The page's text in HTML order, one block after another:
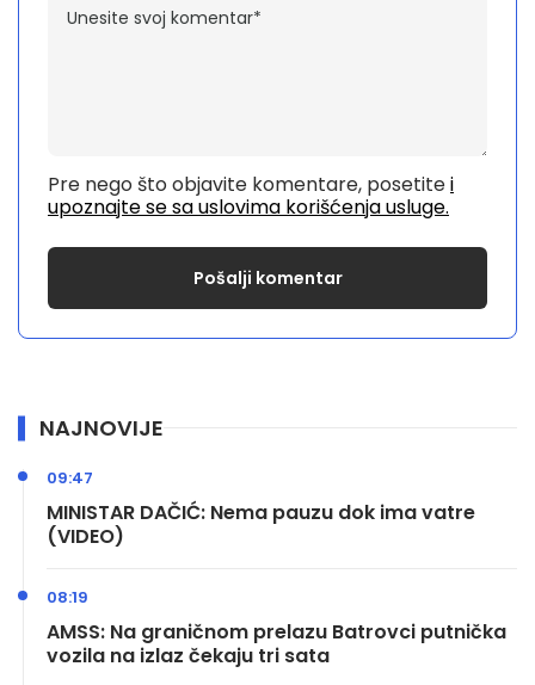
Pre nego što objavite komentare, posetitei
upoznajte se sa uslovima korišćenja usluge.
NAJNOVIJE
MINISTAR DAČIĆ: Nema pauzu dok ima vatre
(VIDEO)
09:47
AMSS: Na graničnom prelazu Batrovci putnička
vozila na izlaz čekaju tri sata
08:19